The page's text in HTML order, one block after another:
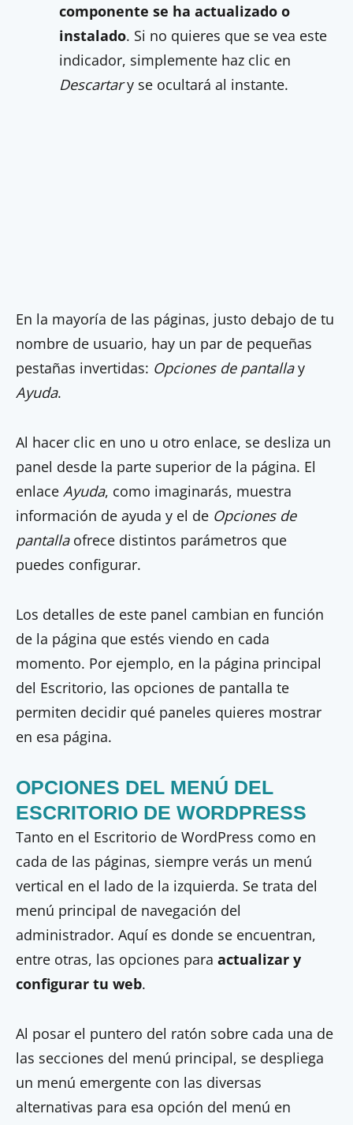
componente se ha actualizado o
instalado. Si no quieres que se vea este
indicador, simplemente haz clic en
Descartary se ocultará al instante.
En la mayoría de las páginas, justo debajo de tu
nombre de usuario, hay un par de pequeñas
pestañas invertidas: Opciones de pantallay
Ayuda.
Al hacer clic en uno u otro enlace, se desliza un
panel desde la parte superior de la página. El
enlace Ayuda, como imaginarás, muestra
información de ayuda y el de Opciones de
pantallaofrece distintos parámetros que
puedes configurar.
Los detalles de este panel cambian en función
de la página que estés viendo en cada
momento. Por ejemplo, en la página principal
del Escritorio, las opciones de pantalla te
permiten decidir qué paneles quieres mostrar
en esa página.
OPCIONES DEL MENÚ DEL
ESCRITORIO DE WORDPRESS
Tanto en el Escritorio de WordPress como en
cada de las páginas, siempre verás un menú
vertical en el lado de la izquierda. Se trata del
menú principal de navegación del
administrador. Aquí es donde se encuentran,
entre otras, las opciones para actualizar y
configurar tu web.
Al posar el puntero del ratón sobre cada una de
las secciones del menú principal, se despliega
un menú emergente con las diversas
alternativas para esa opción del menú en